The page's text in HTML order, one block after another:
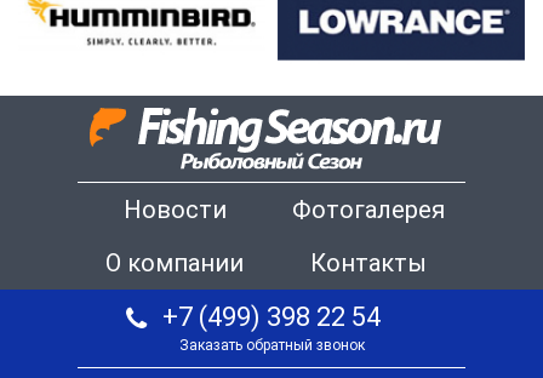
Новости
Фотогалерея
О компании
Контакты
+7 (499) 398 22 54
Заказать обратный звонок